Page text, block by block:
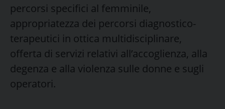
percorsi specifici al femminile,
appropriatezza dei percorsi diagnostico-
terapeutici in ottica multidisciplinare,
offerta di servizi relativi all’accoglienza, alla
degenza e alla violenza sulle donne e sugli
operatori.